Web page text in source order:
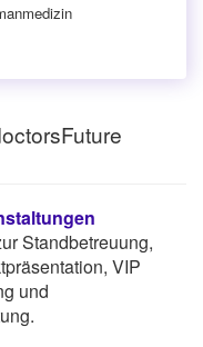
Standbetreuung,
VIP
und